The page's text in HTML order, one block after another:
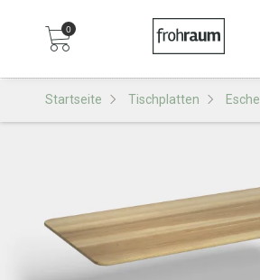
0
Startseite Tischplatten Esche